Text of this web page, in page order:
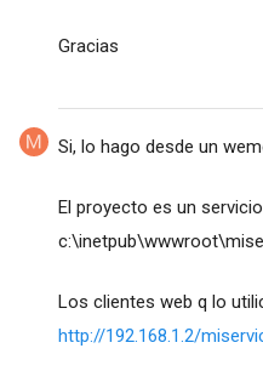
Gracias
Si, lo hago desde un
El proyecto es un
Los clientes web q lo
http://192.168.1.2/